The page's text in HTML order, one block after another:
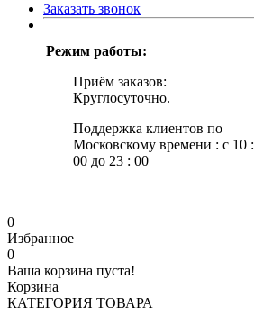
Заказать звонок
Режим работы:
Приём заказов:
Круглосуточно.
Поддержка клиентов по
Московскому времени : с 10 :
00 до 23 : 00
0
Избранное
0
Ваша корзина пуста!
Корзина
КАТЕГОРИЯ ТОВАРА